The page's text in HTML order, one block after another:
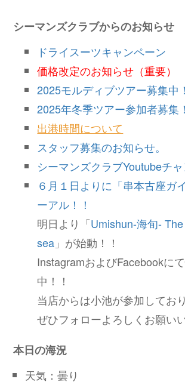
シーマンズクラブからのお知らせ
ドライスーツキャンペーン
価格改定のお知らせ（重要）
2025モルディブツアー募集中！
2025年冬季ツアー参加者募集
出港時間について
スタッフ募集のお知らせ。
シーマンズクラブYoutubeチ
６月１日よりに「串本古座ガ
ーアル！！
明日より「Umishun-海旬-
sea 」が始動！！
InstagramおよびFacebookに
中！！
当店からは小池が参加してお
ぜひフォローよろしくお願い
本日の海況
天気：曇り